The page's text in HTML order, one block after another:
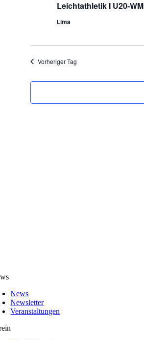
Leichtathletik I U20-WM
Lima
Vorheriger Tag
News
Newsletter
Veranstaltungen